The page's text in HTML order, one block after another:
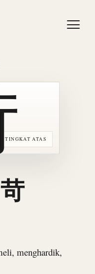
TINGKAT ATAS
menghardik,